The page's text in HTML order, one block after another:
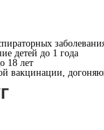
детей до 1 года
18 лет
вакцинации,